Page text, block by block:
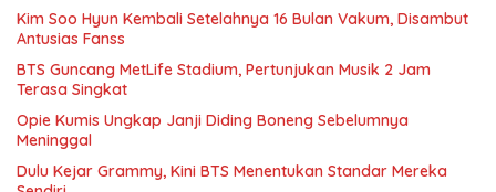
Kim Soo Hyun Kembali Setelahnya 16 Bulan Vakum, Disambut
Antusias Fanss
BTS Guncang MetLife Stadium, Pertunjukan Musik 2 Jam
Terasa Singkat
Opie Kumis Ungkap Janji Diding Boneng Sebelumnya
Meninggal
Dulu Kejar Grammy, Kini BTS Menentukan Standar Mereka